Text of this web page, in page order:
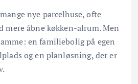
nye parcelhuse, ofte
mere åbne køkken-alrum. Men
en familiebolig på egen
og en planløsning, der er